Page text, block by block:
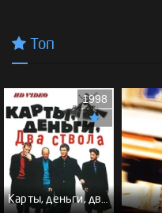
Топ
Карты, деньги, два ствола - (Перевод Гоблина)
1998